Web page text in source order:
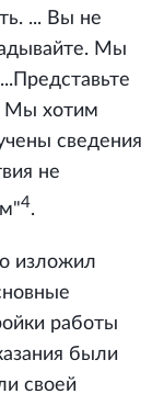
... Вы не
Мы
Мы хотим
сведения
не
4.
изложил
работы
были
своей